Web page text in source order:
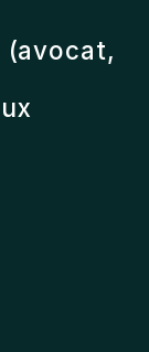
(avocat,